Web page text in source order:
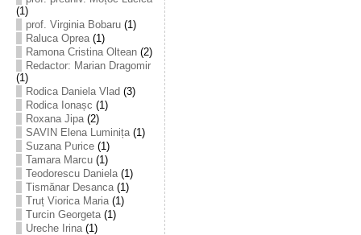
(1)
prof. Virginia Bobaru(1)
Raluca Oprea(1)
Ramona Cristina Oltean(2)
Redactor: Marian Dragomir
(1)
Rodica Daniela Vlad (3)
Rodica Ionașc (1)
Roxana Jipa(2)
SAVIN Elena Luminița(1)
Suzana Purice(1)
Tamara Marcu(1)
Teodorescu Daniela(1)
Tismănar Desanca(1)
Truț Viorica Maria(1)
Turcin Georgeta(1)
Ureche Irina(1)